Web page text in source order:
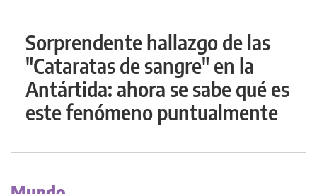
Sorprendente hallazgo de las
"Cataratas de sangre" en la
Antártida: ahora se sabe qué es
este fenómeno puntualmente